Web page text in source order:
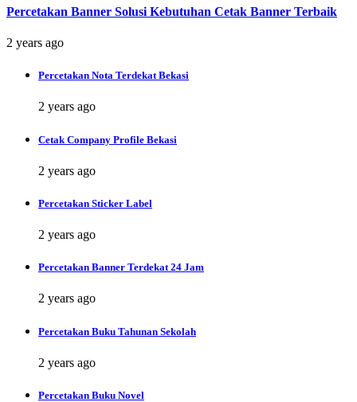
Percetakan Banner Solusi Kebutuhan Cetak Banner Terbaik
2 years ago
Percetakan Nota Terdekat Bekasi
2 years ago
Cetak Company Profile Bekasi
2 years ago
Percetakan Sticker Label
2 years ago
Percetakan Banner Terdekat 24 Jam
2 years ago
Percetakan Buku Tahunan Sekolah
2 years ago
Percetakan Buku Novel